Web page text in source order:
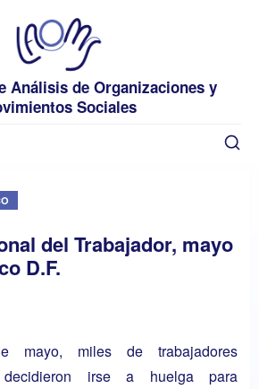
Análisis de Organizaciones y
Sociales
del Trabajador, mayo
D.F.
mayo, miles de trabajadores
decidieron irse a huelga para